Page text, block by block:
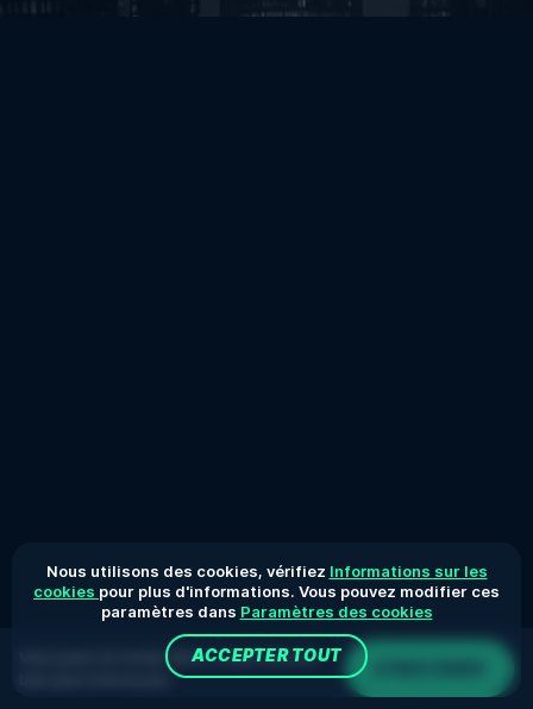
Vous jouez en mode démo. Le jeu réel est
Nous utilisons des cookies, vérifiez Informations sur les
cookies pour plus d'informations. Vous pouvez modifier ces
paramètres dans Paramètres des cookies
ACCEPTER TOUT